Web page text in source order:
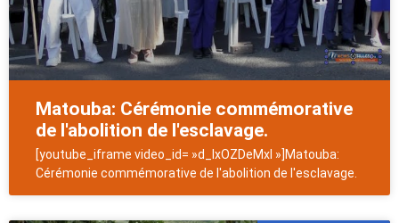
Matouba: Cérémonie commémorative
de l'abolition de l'esclavage.
[youtube_iframe video_id= »d_IxOZDeMxI »]Matouba:
Cérémonie commémorative de l'abolition de l'esclavage.